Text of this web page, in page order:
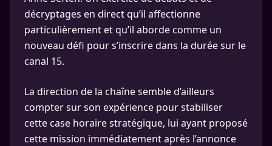
décryptages en direct qu’il affectionne
particulièrement et qu’il aborde comme un
nouveau défi pour s’inscrire dans la durée sur le
canal 15.
La direction de la chaîne semble d’ailleurs
compter sur son expérience pour stabiliser
cette case horaire stratégique, lui ayant proposé
cette mission immédiatement après l’annonce